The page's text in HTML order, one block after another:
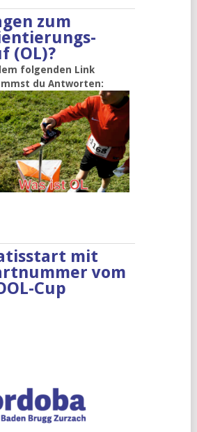
zum
(OL)?
folgenden Link
du Antworten:
mit
vom
Cup